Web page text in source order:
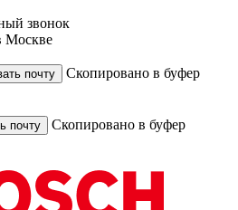
звонок
Москве
почту
Скопировано в буфер
почту
Скопировано в буфер